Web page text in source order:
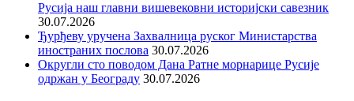
Русија наш главни вишевековни историјски савезник
30.07.2026
Ђурђеву уручена Захвалница руског Министарства
иностраних послова 30.07.2026
Округли сто поводом Дана Ратне морнарице Русије
одржан у Београду 30.07.2026